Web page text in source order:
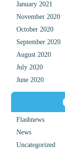
January 2021
November 2020
October 2020
September 2020
August 2020
July 2020
June 2020
Flashnews
News
Uncategorized